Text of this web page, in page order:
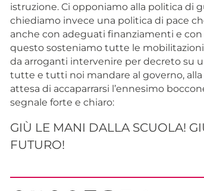
istruzione. Ci opponiamo alla politica di
chiediamo invece una politica di pace
anche con adeguati finanziamenti e
questo sosteniamo tutte le
da arroganti intervenire per decreto su
tutte e tutti noi mandare al governo, alla
attesa di accaparrarsi l’ennesimo
segnale forte e chiaro:
GIÙ LE MANI DALLA SCUOLA!
FUTURO!